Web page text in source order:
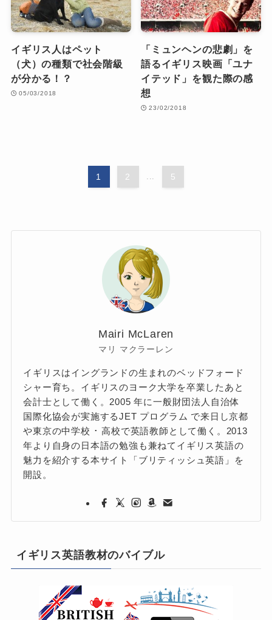
イギリス人はペット
（犬）の種類で社会階級
が分かる！？
05/03/2018
「ミュンヘンの悲劇」を
語るイギリス映画「ユナ
イテッド」を観た際の感
想
23/02/2018
1 2 5
Mairi McLaren
マリ マクラーレン
イギリスはイングランドの生まれのベッドフォード
シャー育ち。イギリスのヨーク大学を卒業したあと
会計士として働く。2005 年に一般財団法人自治体
国際化協会が実施するJET プログラム で来日し京都
や東京の中学校 ･ 高校で英語教師として働く。2013
年より自身の日本語の勉強も兼ねてイギリス英語の
魅力を紹介する本サイト「ブリティッシュ英語」を
開設。
イギリス英語教材のバイブル